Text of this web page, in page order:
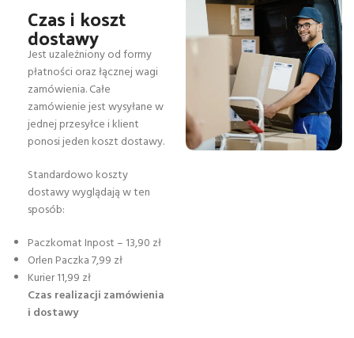
Czas i koszt
dostawy
Jest uzależniony od formy
płatności oraz łącznej wagi
zamówienia. Całe
zamówienie jest wysyłane w
jednej przesyłce i klient
ponosi jeden koszt dostawy.
Standardowo koszty
dostawy wyglądają w ten
sposób:
Paczkomat Inpost – 13,90 zł
Orlen Paczka 7,99 zł
Kurier 11,99 zł
Czas realizacji zamówienia
i dostawy